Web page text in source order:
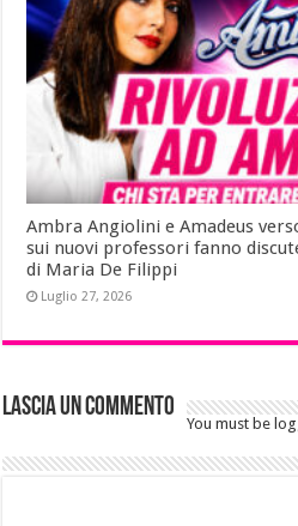
Ambra Angiolini e Amadeus
sui nuovi professori fanno
di Maria De Filippi
Luglio 27, 2026
Lascia un commento
You must be